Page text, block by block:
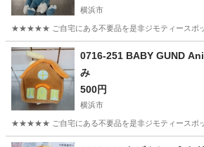
横浜市
★★★★★ ご自宅にある不要品を是非ジモティースポッ
神奈川 横浜市 0716-251 BABY GUND
み
500円
横浜市
★★★★★ ご自宅にある不要品を是非ジモティースポッ
神奈川 横浜市 BABY